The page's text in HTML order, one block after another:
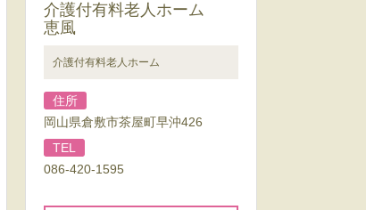
介護付有料老人ホーム
恵風
介護付有料老人ホーム
住所
岡山県倉敷市茶屋町早沖426
TEL
086-420-1595